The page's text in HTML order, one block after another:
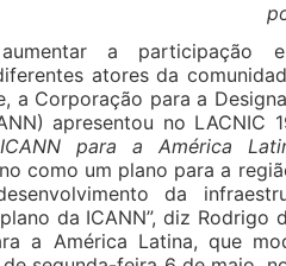
a participação
atores da
a Corporação para a
apresentou no LACNIC
para a América
como um plano para a
da
da ICANN”, diz Rodrigo
a América Latina, que